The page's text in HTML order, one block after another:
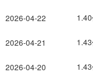
2026-04-22
2026-04-21
2026-04-20